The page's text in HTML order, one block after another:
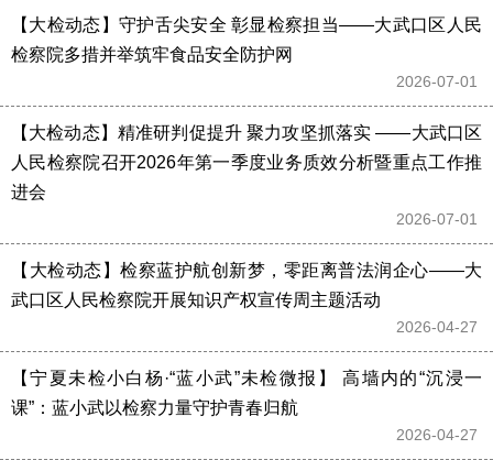
【大检动态】守护舌尖安全 彰显检察担当——大武口区人民
检察院多措并举筑牢食品安全防护网
2026-07-01
【大检动态】精准研判促提升 聚力攻坚抓落实 ——大武口区
人民检察院召开2026年第一季度业务质效分析暨重点工作推
进会
2026-07-01
【大检动态】检察蓝护航创新梦，零距离普法润企心——大
武口区人民检察院开展知识产权宣传周主题活动
2026-04-27
【宁夏未检小白杨·“蓝小武”未检微报】 高墙内的“沉浸一
课”：蓝小武以检察力量守护青春归航
2026-04-27